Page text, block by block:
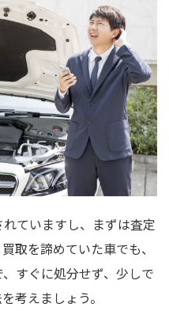
ていますし、まずは査定
取を諦めていた車でも、
すぐに処分せず、少しで
考えましょう。